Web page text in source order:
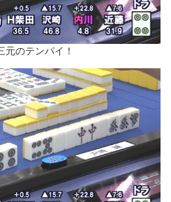
元のテンパイ！